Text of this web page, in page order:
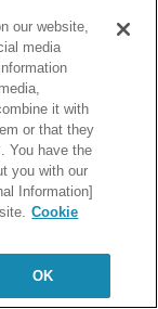
our website,
media
it with
or that they
You have the
you with our
Information]
Cookie
OK